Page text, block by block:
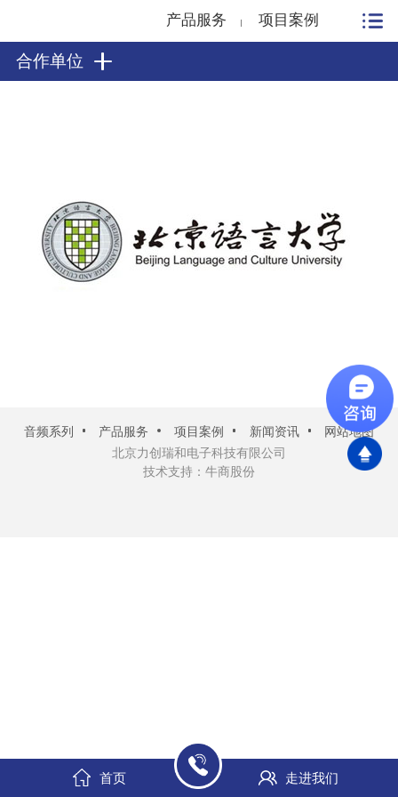
产品服务 项目案例
合作单位
音频系列 产品服务 项目案例 新闻资讯
网站地图
北京力创瑞和电子科技有限公司
技术支持：牛商股份
首页 走进我们